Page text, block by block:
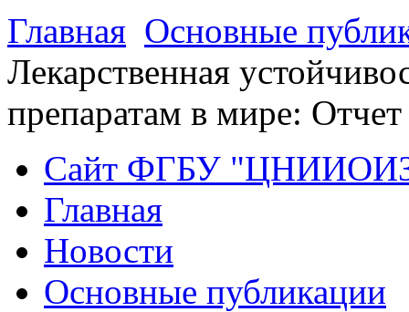
Главная Основные
Лекарственная
препаратам в мире:
Сайт ФГБУ
Главная
Новости
Основные публикации